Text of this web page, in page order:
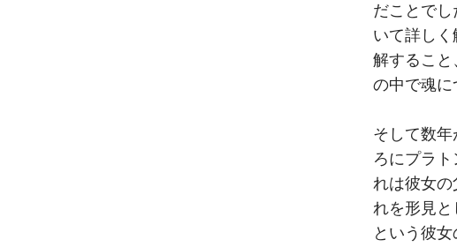
だことで
いて詳し
解するこ
の中で魂に
そして数
ろにプラ
れは彼女
れを形見
という彼